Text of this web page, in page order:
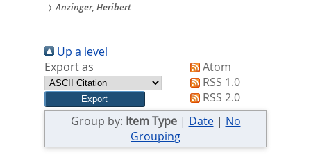
Sie
sind
hier:
Anzinger, Heribert
Up a level
Export as
Atom
RSS 1.0
RSS 2.0
Group by: Item Type| Date| No
Grouping